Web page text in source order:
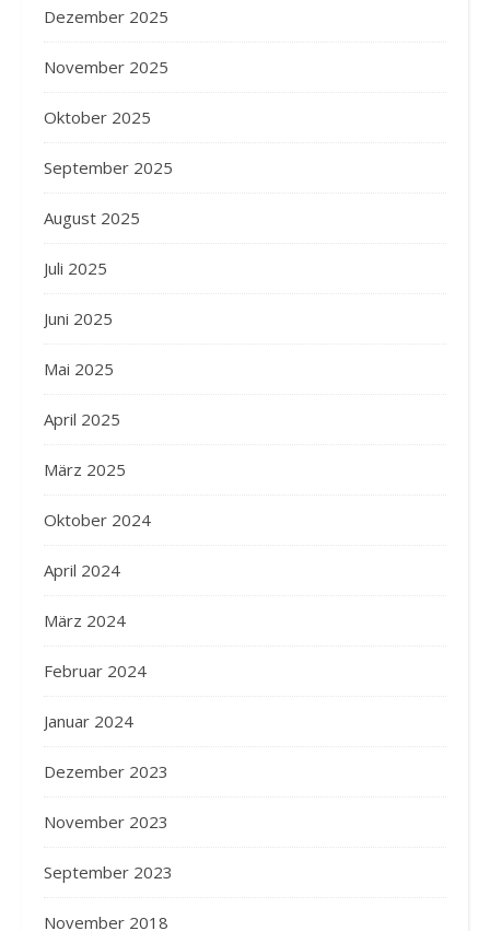
Dezember 2025
November 2025
Oktober 2025
September 2025
August 2025
Juli 2025
Juni 2025
Mai 2025
April 2025
März 2025
Oktober 2024
April 2024
März 2024
Februar 2024
Januar 2024
Dezember 2023
November 2023
September 2023
November 2018